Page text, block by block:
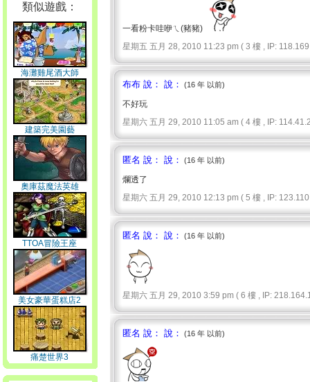
類似遊戲：
海灘雞尾酒大師
建築完美園藝
奧庫茲魔法英雄
TTOA冒險王座
美女豪華蛋糕店2
痛楚世界3
一看粉卡哇咿ㄟ(豬豬)
星期五 五月 28, 2010 11:23 pm ( 3 樓 , IP:
布布 說： 說： (16 年 以前)
不好玩
星期六 五月 29, 2010 11:05 am ( 4 樓 , IP:
匿名 說： 說： (16 年 以前)
爛透了
星期六 五月 29, 2010 12:13 pm ( 5 樓 , IP:
匿名 說： 說： (16 年 以前)
星期六 五月 29, 2010 3:59 pm ( 6 樓 , IP:
匿名 說： 說： (16 年 以前)